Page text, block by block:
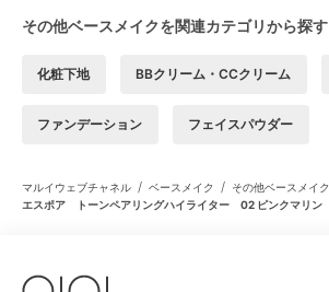
その他ベースメイクを関連カテゴリから探す
化粧下地 BBクリーム・CCクリーム
ファンデーション フェイスパウダー
マルイウェブチャネル / ベースメイク / その他ベースメイク
エスポア トーンペアリングハイライター 02 ピンクマリン